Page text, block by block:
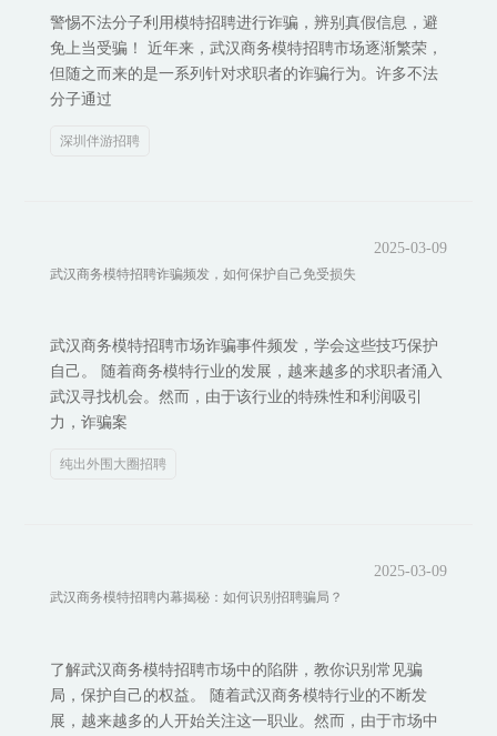
警惕不法分子利用模特招聘进行诈骗，辨别真假信息，避
免上当受骗！ 近年来，武汉商务模特招聘市场逐渐繁荣，
但随之而来的是一系列针对求职者的诈骗行为。许多不法
分子通过
深圳伴游招聘
武汉商务模特招聘诈骗频发，如何保护自己免受损失
2025-03-09
武汉商务模特招聘市场诈骗事件频发，学会这些技巧保护
自己。 随着商务模特行业的发展，越来越多的求职者涌入
武汉寻找机会。然而，由于该行业的特殊性和利润吸引
力，诈骗案
纯出外围大圈招聘
武汉商务模特招聘内幕揭秘：如何识别招聘骗局？
2025-03-09
了解武汉商务模特招聘市场中的陷阱，教你识别常见骗
局，保护自己的权益。 随着武汉商务模特行业的不断发
展，越来越多的人开始关注这一职业。然而，由于市场中